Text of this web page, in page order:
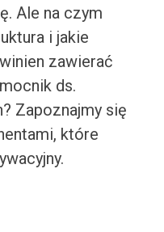
Ale na czym
i jakie
zawierać
ds.
Zapoznajmy się
które